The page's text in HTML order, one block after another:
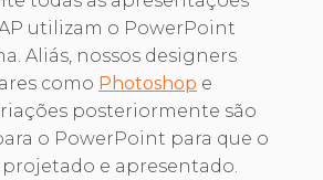
utilizam o PowerPoint
Aliás, nossos designers
como Photoshop e
posteriormente são
o PowerPoint para que o
projetado e apresentado.